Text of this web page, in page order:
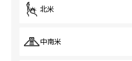
北米
中南米